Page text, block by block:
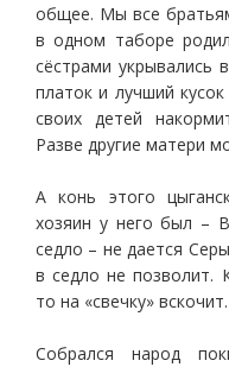
общее. Мы все
в одном таборе
сёстрами укрывались
платок и лучший
своих детей
Разве другие матери
А конь этого
хозяин у него был –
седло – не дается
в седло не позволит.
то на «свечку» вскочит.
Собрался народ